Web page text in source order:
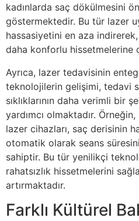
kadınlarda saç dökülmesini
göstermektedir. Bu tür lazer
hassasiyetini en aza indirerek,
daha konforlu hissetmelerine
Ayrıca, lazer tedavisinin
teknolojilerin gelişimi, tedavi
sıklıklarının daha verimli bir
yardımcı olmaktadır.
lazer cihazları, saç derisinin
otomatik olarak seans
sahiptir. Bu tür yenilikçi
rahatsızlık hissetmelerini
artırmaktadır.
Farklı Kültürel